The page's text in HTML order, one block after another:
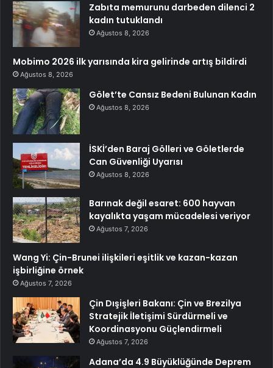
Zabıta memurunu darbeden dilenci 2
kadın tutuklandı
Ağustos 8, 2026
Mobimo 2026 ilk yarısında kira gelirinde artış bildirdi
Ağustos 8, 2026
Gölet’te Cansız Bedeni Bulunan Kadın
Ağustos 8, 2026
İSKİ’den Baraj Gölleri ve Göletlerde
Can Güvenliği Uyarısı
Ağustos 8, 2026
Barınak değil esaret: 600 hayvan
kayalıkta yaşam mücadelesi veriyor
Ağustos 7, 2026
Wang Yi: Çin-Brunei ilişkileri eşitlik ve kazan-kazan
işbirliğine örnek
Ağustos 7, 2026
Çin Dışişleri Bakanı: Çin ve Brezilya
Stratejik İletişimi Sürdürmeli ve
Koordinasyonu Güçlendirmeli
Ağustos 7, 2026
Adana’da 4.9 Büyüklüğünde Deprem